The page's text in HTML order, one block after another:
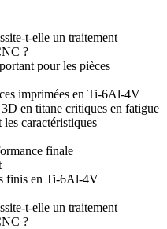
t-elle un traitement
?
pour les pièces
imprimées en Ti-6Al-4V
en titane critiques en fatigue
caractéristiques
finale
finis en Ti-6Al-4V
t-elle un traitement
?